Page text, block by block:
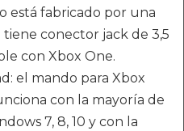
está fabricado por una
conector jack de 3,5
con Xbox One.
el mando para Xbox
con la mayoría de
7, 8, 10 y con la